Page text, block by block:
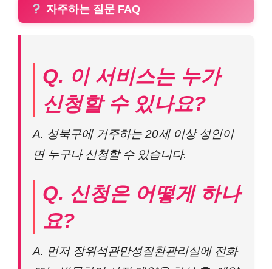
자주하는 질문 FAQ
Q. 이 서비스는 누가
신청할 수 있나요?
A. 성북구에 거주하는 20세 이상 성인이
면 누구나 신청할 수 있습니다.
Q. 신청은 어떻게 하나
요?
A. 먼저 장위석관만성질환관리실에 전화